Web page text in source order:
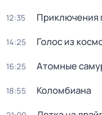
12:35 Приключения
14:25 Голос из
16:25 Атомные
18:55 Коломбиана